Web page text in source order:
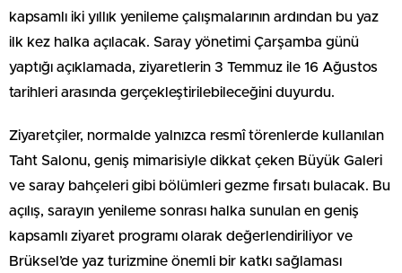
kapsamlı iki yıllık yenileme çalışmalarının ardından bu yaz
ilk kez halka açılacak. Saray yönetimi Çarşamba günü
yaptığı açıklamada, ziyaretlerin 3 Temmuz ile 16 Ağustos
tarihleri arasında gerçekleştirilebileceğini duyurdu.
Ziyaretçiler, normalde yalnızca resmî törenlerde kullanılan
Taht Salonu, geniş mimarisiyle dikkat çeken Büyük Galeri
ve saray bahçeleri gibi bölümleri gezme fırsatı bulacak. Bu
açılış, sarayın yenileme sonrası halka sunulan en geniş
kapsamlı ziyaret programı olarak değerlendiriliyor ve
Brüksel’de yaz turizmine önemli bir katkı sağlaması